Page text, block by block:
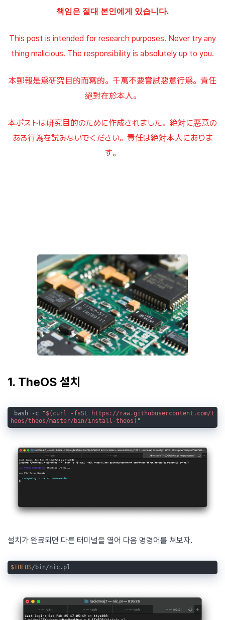
책임은 절대 본인에게 있습니다.
This post is intended for research purposes. Never try any
thing malicious. The responsibility is absolutely up to you.
本郵報是爲研究目的而寫的。千萬不要嘗試惡意行爲。責任
絕對在於本人。
本ポストは研究目的のために作成されました。絶対に悪意の
ある行為を試みないでください。責任は絶対本人にありま
す。
1. TheOS 설치
bash -c "$(curl -fsSL https://raw.githubusercontent.com/t
heos/theos/master/bin/install-theos) "
설치가 완료되면 다른 터미널을 열어 다음 명령어를 쳐보자.
$THEOS/bin/nic.pl